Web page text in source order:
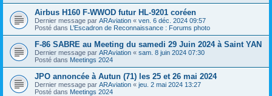
Airbus H160 F-WWOD futur HL-9201 coréen
Dernier message par ARAviation « ven. 6 déc. 2024 09:57
Posté dans L’Escadron de Reconnaissance : Forums photo
F-86 SABRE au Meeting du samedi 29 Juin 2024 à Saint YAN
Dernier message par ARAviation « sam. 8 juin 2024 07:30
Posté dans Meetings 2024
JPO annoncée à Autun (71) les 25 et 26 mai 2024
Dernier message par ARAviation « jeu. 2 mai 2024 13:27
Posté dans Meetings 2024